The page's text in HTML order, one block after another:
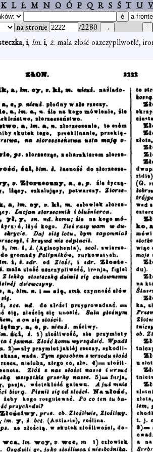
K L Ł M N O Ó P Q R S Ś T U V
na stronie /2280
,i,lm.i, ż. mala złość oazczypllwotłć,